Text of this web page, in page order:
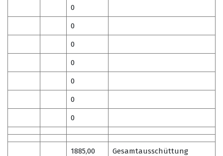
0
0
0
0
0
0
0
1885,00 Gesamtausschüttung